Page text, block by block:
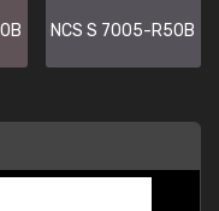
NCS S 7005-R50B